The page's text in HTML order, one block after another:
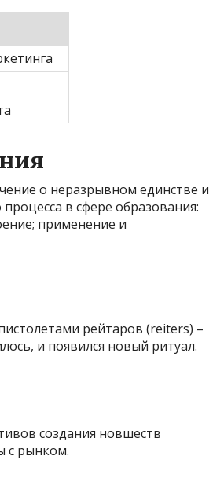
о неразрывном единстве и
в сфере образования:
применение и
рейтаров (reiters) –
и появился новый ритуал.
создания новшеств
с рынком.